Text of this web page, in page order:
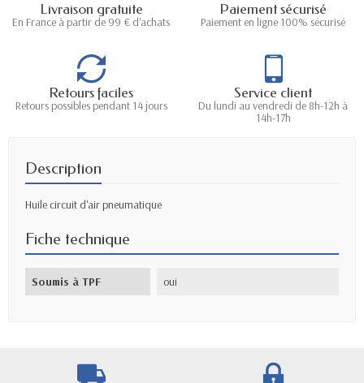
Livraison gratuite
En France à partir de 99 € d'achats
Paiement sécurisé
Paiement en ligne 100% sécurisé
Retours faciles
Retours possibles pendant 14 jours
Service client
Du lundi au vendredi de 8h-12h à
14h-17h
Description
Huile circuit d'air pneumatique
Fiche technique
Soumis à TPF oui